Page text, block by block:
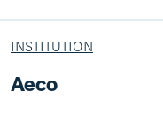
INSTITUTION
Aeco